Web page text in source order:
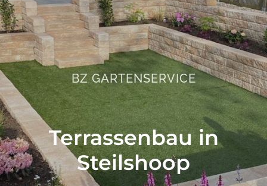
BZ GARTENSERVICE
Terrassenbau in
Steilshoop